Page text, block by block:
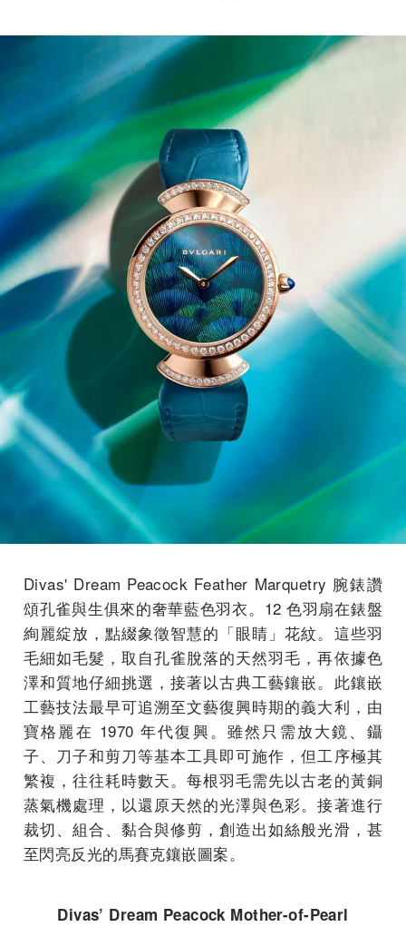
Divas' Dream Peacock Feather Marquetry 腕錶讚
頌孔雀與生俱來的奢華藍色羽衣。12 色羽扇在錶盤
絢麗綻放，點綴象徵智慧的「眼睛」花紋。這些羽
毛細如毛髮，取自孔雀脫落的天然羽毛，再依據色
澤和質地仔細挑選，接著以古典工藝鑲嵌。此鑲嵌
工藝技法最早可追溯至文藝復興時期的義大利，由
寶格麗在 1970 年代復興。雖然只需放大鏡、鑷
子、刀子和剪刀等基本工具即可施作，但工序極其
繁複，往往耗時數天。每根羽毛需先以古老的黃銅
蒸氣機處理，以還原天然的光澤與色彩。接著進行
裁切、組合、黏合與修剪，創造出如絲般光滑，甚
至閃亮反光的馬賽克鑲嵌圖案。
Divas’ Dream Peacock Mother-of-Pearl